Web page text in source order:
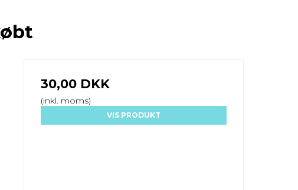
30,00 DKK
(inkl. moms)
VIS PRODUKT